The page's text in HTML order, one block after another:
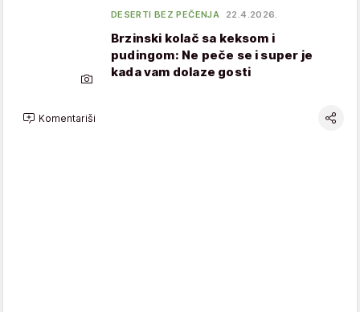
DESERTI BEZ PEČENJA 22.4.2026.
Brzinski kolač sa keksom i
pudingom: Ne peče se i super je
kada vam dolaze gosti
Komentariši